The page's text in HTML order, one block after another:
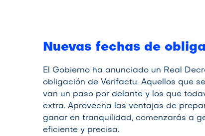
Nuevas fechas de
El Gobierno ha anunciado un Real
obligación de Verifactu. Aquellos que
van un paso por delante y los que
extra. Aprovecha las ventajas de
ganar en tranquilidad, comenzarás a
eficiente y precisa.